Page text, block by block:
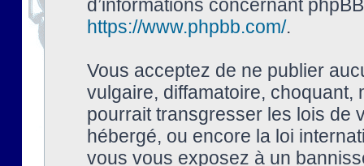
d’informations concernant
https://www.phpbb.com/.
Vous acceptez de ne publier
vulgaire, diffamatoire, choquant,
pourrait transgresser les lois de
hébergé, ou encore la loi
vous vous exposez à un